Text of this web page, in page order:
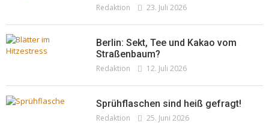
Redaktion 23. Juli 2026
Berlin: Sekt, Tee und Kakao vom
Straßenbaum?
Redaktion 12. Juli 2026
Sprühflaschen sind heiß gefragt!
Redaktion 25. Juni 2026